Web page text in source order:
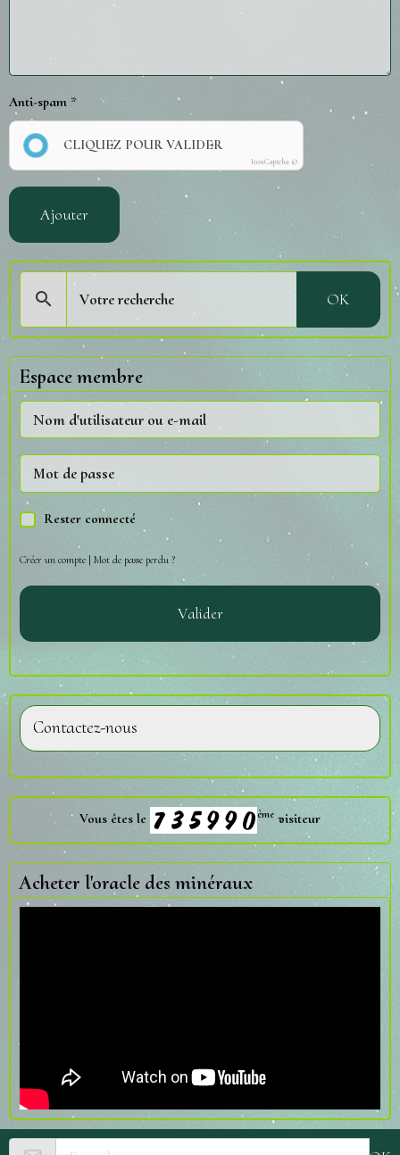
Anti-spam
CLIQUEZ POUR VALIDER
IconCaptcha ©
Ajouter
OK
Espace membre
Rester connecté
Créer un compte | Mot de passe perdu ?
Valider
Contactez-nous
Vous êtes le ème visiteur
Acheter l'oracle des minéraux